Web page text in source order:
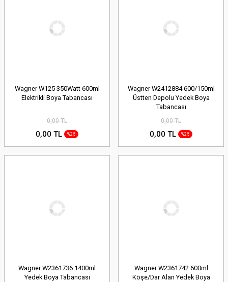
Wagner W125 350Watt 600ml
Elektrikli Boya Tabancası
0,00 TL
0,00 TL %25
Wagner W2412884 600/150ml
Üstten Depolu Yedek Boya
Tabancası
0,00 TL
0,00 TL %25
Wagner W2361736 1400ml
Yedek Boya Tabancası
Wagner W2361742 600ml
Köşe/Dar Alan Yedek Boya